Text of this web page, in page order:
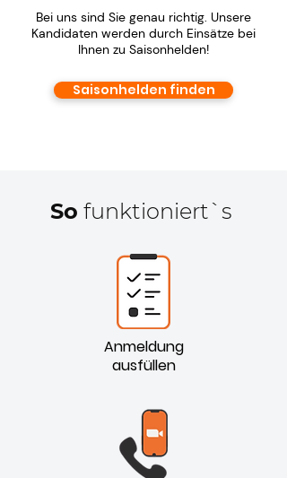
Bei uns sind Sie genau richtig. Unsere
Kandidaten werden durch Einsätze bei
Ihnen zu Saisonhelden!
Saisonhelden finden
So funktioniert`s
Anmeldung
ausfüllen